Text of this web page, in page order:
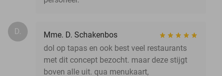
D.
Mme. D. Schakenbos
dol op tapas en ook best veel restaurants
met dit concept bezocht. maar deze stijgt
boven alle uit. qua menukaart,